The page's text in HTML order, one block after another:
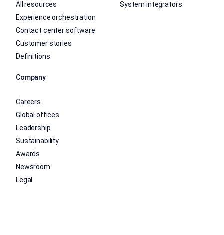
All resources
Experience orchestration
Contact center software
Customer stories
Definitions
System integrators
Company
Careers
Global offices
Leadership
Sustainability
Awards
Newsroom
Legal